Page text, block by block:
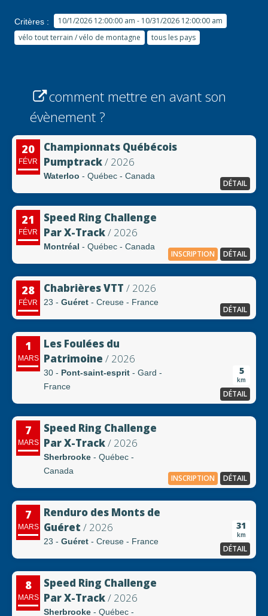
Critères :
10/1/2026 12:00:00 am - 10/31/2026 12:00:00 am
vélo tout terrain / vélo de montagne
tous les pays
comment mettre en avant son
évènement ?
20
FÉVR
Championnats Québécois
Pumptrack/ 2026
Waterloo - Québec - Canada
DÉTAIL
21
FÉVR
Speed Ring Challenge
Par X-Track/ 2026
Montréal - Québec - Canada
INSCRIPTION DÉTAIL
28
FÉVR
Chabrières VTT / 2026
23 - Guéret - Creuse - France
DÉTAIL
1
MARS
Les Foulées du
Patrimoine / 2026
30 - Pont-saint-esprit - Gard -
France
5
km
DÉTAIL
7
MARS
Speed Ring Challenge
Par X-Track/ 2026
Sherbrooke - Québec -
Canada
INSCRIPTION DÉTAIL
7
MARS
Renduro des Monts de
Guéret / 2026
23 - Guéret - Creuse - France
31
km
DÉTAIL
8
MARS
Speed Ring Challenge
Par X-Track/ 2026
Sherbrooke - Québec -